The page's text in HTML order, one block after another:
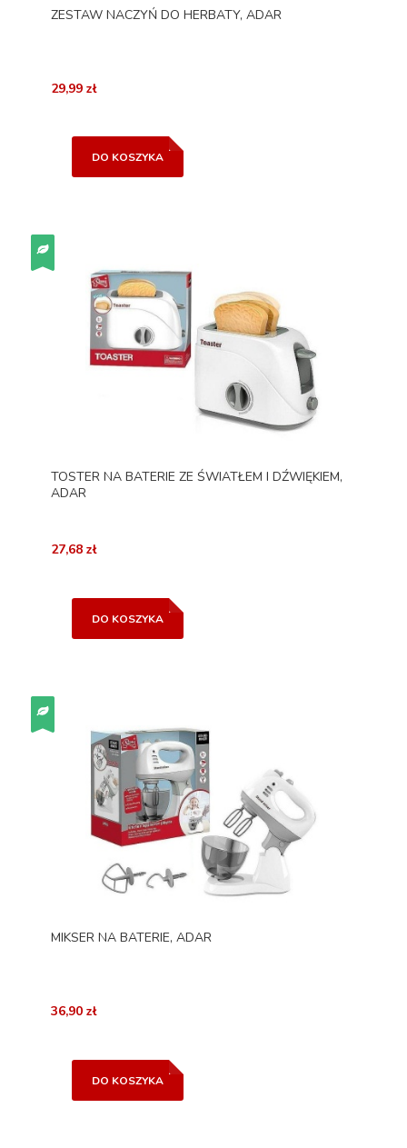
ZESTAW NACZYŃ DO HERBATY, ADAR
29,99 zł
DO KOSZYKA
TOSTER NA BATERIE ZE ŚWIATŁEM I DŹWIĘKIEM,
ADAR
27,68 zł
DO KOSZYKA
MIKSER NA BATERIE, ADAR
36,90 zł
DO KOSZYKA